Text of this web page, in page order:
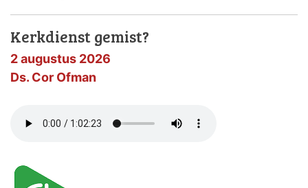
Kerkdienst gemist?
2 augustus 2026
Ds. Cor Ofman